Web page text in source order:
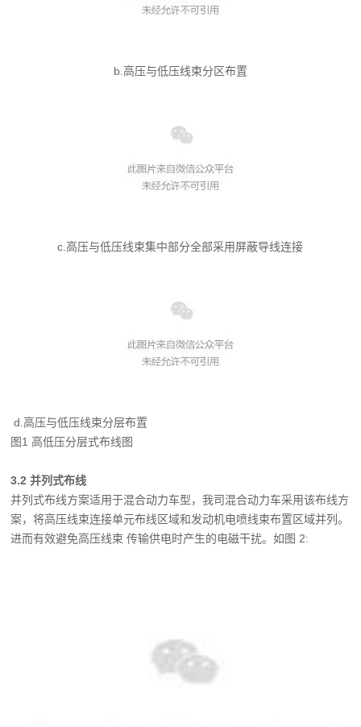
b.高压与低压线束分区布置
c.高压与低压线束集中部分全部采用屏蔽导线连接
d.高压与低压线束分层布置
图1 高低压分层式布线图
3.2 并列式布线
并列式布线方案适用于混合动力车型，我司混合动力车采用该布线方
案，将高压线束连接单元布线区域和发动机电喷线束布置区域并列。
进而有效避免高压线束 传输供电时产生的电磁干扰。如图 2: